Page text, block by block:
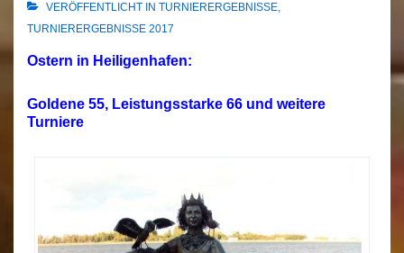
VERÖFFENTLICHT IN TURNIERERGEBNISSE,
TURNIERERGEBNISSE 2017
Ostern in Heiligenhafen:
Goldene 55, Leistungsstarke 66 und weitere
Turniere